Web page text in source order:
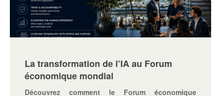
La transformation de l’IA au Forum
économique mondial
Découvrez comment le Forum économique